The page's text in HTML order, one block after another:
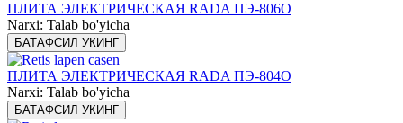
ПЛИТА ЭЛЕКТРИЧЕСКАЯ RADA ПЭ-806О
Narxi: Talab bo'yicha
БАТАФСИЛ УКИНГ
ПЛИТА ЭЛЕКТРИЧЕСКАЯ RADA ПЭ-804О
Narxi: Talab bo'yicha
БАТАФСИЛ УКИНГ